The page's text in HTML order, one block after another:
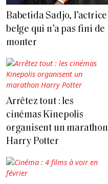
Babetida Sadjo, l’actrice
belge qui n’a pas fini de
monter
Arrêtez tout : les
cinémas Kinepolis
organisent un marathon
Harry Potter